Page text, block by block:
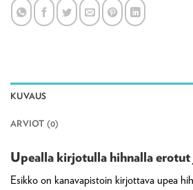
KUVAUS
ARVIOT (0)
Upealla kirjotulla hihnalla erotut
Esikko on kanavapistoin kirjottava upea